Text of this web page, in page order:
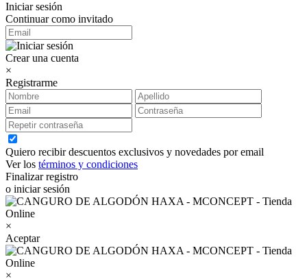
Iniciar sesión
Continuar como invitado
Crear una cuenta
×
Registrarme
Quiero recibir descuentos exclusivos y novedades por email
Ver los términos y condiciones
Finalizar registro
o iniciar sesión
×
Aceptar
×